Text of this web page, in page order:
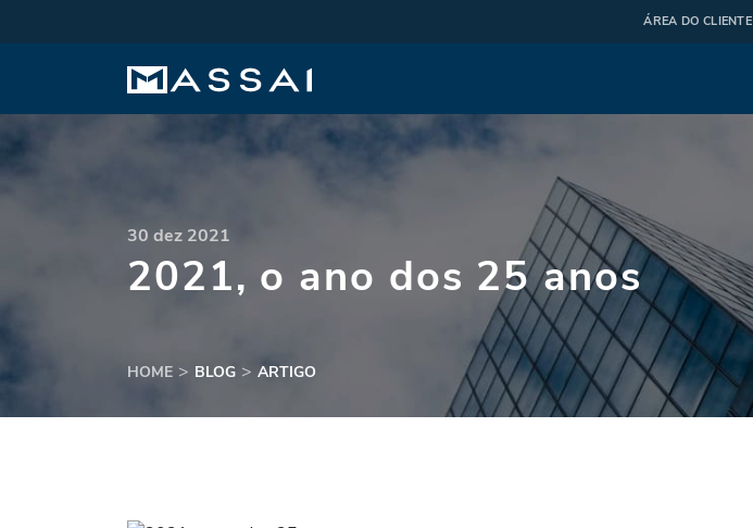
ÁREA DO CLIENTE
30 dez 2021
2021, o ano dos 25 anos
HOME BLOG ARTIGO